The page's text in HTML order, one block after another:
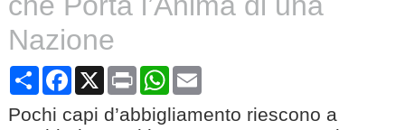
Nazione
ShareFacebook
X Print WhatsApp
Email
Pochi capi d’abbigliamento riescono a